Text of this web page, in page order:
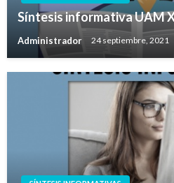
Síntesis informativa UAM
Administrador 24 septiembre, 2021